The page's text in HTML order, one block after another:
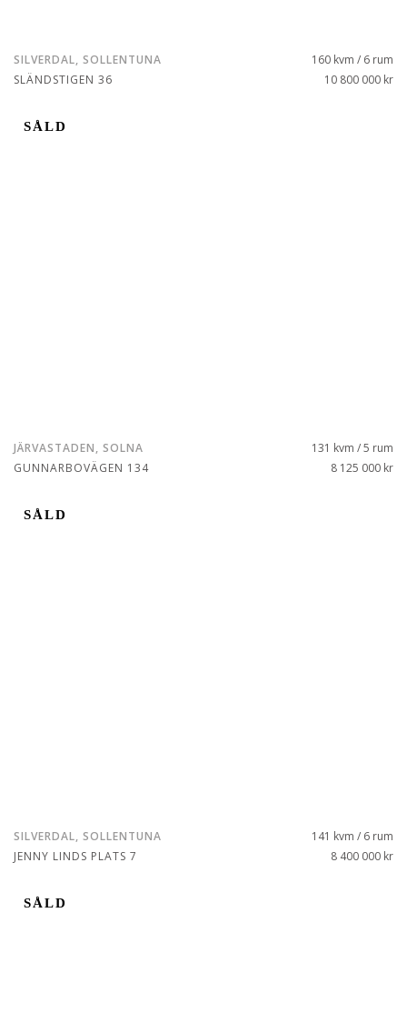
SILVERDAL, SOLLENTUNA
SLÄNDSTIGEN 36
160 kvm / 6 rum
10 800 000 kr
SÅLD
JÄRVASTADEN, SOLNA
GUNNARBOVÄGEN 134
131 kvm / 5 rum
8 125 000 kr
SÅLD
SILVERDAL, SOLLENTUNA
JENNY LINDS PLATS 7
141 kvm / 6 rum
8 400 000 kr
SÅLD